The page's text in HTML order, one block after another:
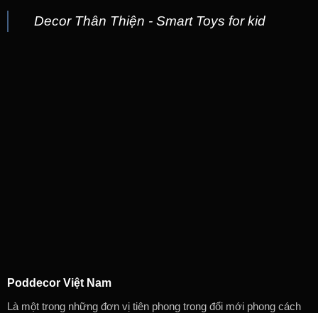
Decor Thân Thiện - Smart Toys for kid
Poddecor Việt Nam
Là một trong những đơn vị tiên phong trong đổi mới phong cách